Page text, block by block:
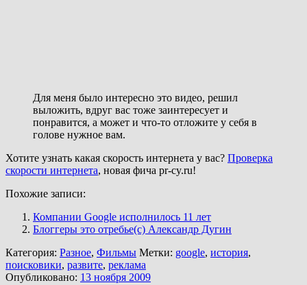
Для меня было интересно это видео, решил
выложить, вдруг вас тоже заинтересует и
понравится, а может и что-то отложите у себя в
голове нужное вам.
Хотите узнать какая скорость интернета у вас? Проверка
скорости интернета, новая фича pr-cy.ru!
Похожие записи:
Компании Google исполнилось 11 лет
Блоггеры это отребье(c) Александр Дугин
Категория: Разное, Фильмы Метки: google, история,
поисковики, развите, реклама
Опубликовано: 13 ноября 2009